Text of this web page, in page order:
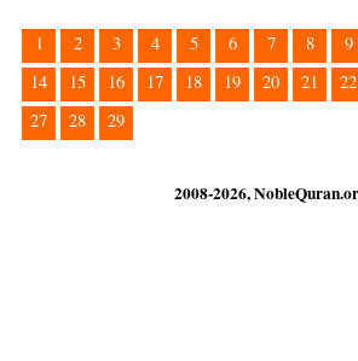
1 2 3 4 5 6 7 8 9
14 15 16 17 18 19 20 21 22
27
28 29
2008-2026,